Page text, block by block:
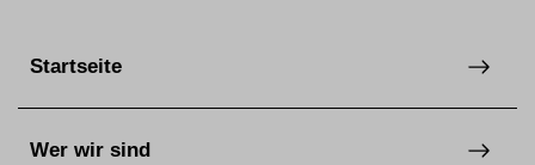
Startseite
Wer wir sind